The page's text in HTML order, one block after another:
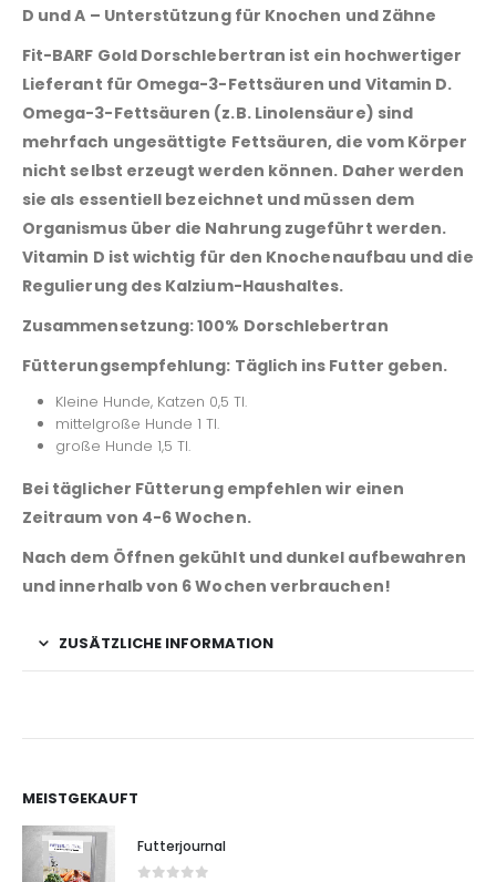
D und A – Unterstützung für Knochen und Zähne
Fit-BARF Gold Dorschlebertran ist ein hochwertiger
Lieferant für Omega-3-Fettsäuren und Vitamin D.
Omega-3-Fettsäuren (z.B. Linolensäure) sind
mehrfach ungesättigte Fettsäuren, die vom Körper
nicht selbst erzeugt werden können. Daher werden
sie als essentiell bezeichnet und müssen dem
Organismus über die Nahrung zugeführt werden.
Vitamin D ist wichtig für den Knochenaufbau und die
Regulierung des Kalzium-Haushaltes.
Zusammensetzung:100% Dorschlebertran
Fütterungsempfehlung: Täglich ins Futter geben.
Kleine Hunde, Katzen 0,5 Tl.
mittelgroße Hunde 1 Tl.
große Hunde 1,5 Tl.
Bei täglicher Fütterung empfehlen wir einen
Zeitraum von 4-6 Wochen.
Nach dem Öffnen gekühlt und dunkel aufbewahren
und innerhalb von 6 Wochen verbrauchen!
ZUSÄTZLICHE INFORMATION
MEISTGEKAUFT
Futterjournal